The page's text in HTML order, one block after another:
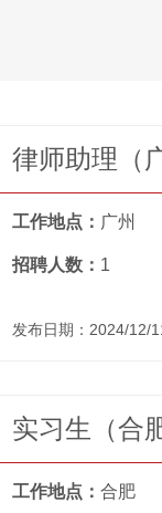
律师助理（
工作地点： 广州
招聘人数： 1
发布日期：2024/12/
实习生（合
工作地点： 合肥